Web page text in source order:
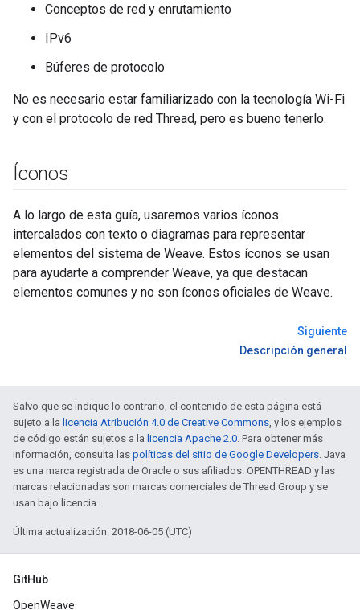
Conceptos de red y enrutamiento
IPv6
Búferes de protocolo
No es necesario estar familiarizado con la tecnología Wi-Fi
y con el protocolo de red Thread, pero es bueno tenerlo.
Íconos
A lo largo de esta guía, usaremos varios íconos
intercalados con texto o diagramas para representar
elementos del sistema de Weave. Estos íconos se usan
para ayudarte a comprender Weave, ya que destacan
elementos comunes y no son íconos oficiales de Weave.
Siguiente
Descripción general
Salvo que se indique lo contrario, el contenido de esta página está
sujeto a la licencia Atribución 4.0 de Creative Commons, y los ejemplos
de código están sujetos a la licencia Apache 2.0. Para obtener más
información, consulta las políticas del sitio de Google Developers. Java
es una marca registrada de Oracle o sus afiliados. OPENTHREAD y las
marcas relacionadas son marcas comerciales de Thread Group y se
usan bajo licencia.
Última actualización: 2018-06-05 (UTC)
GitHub
OpenWeave